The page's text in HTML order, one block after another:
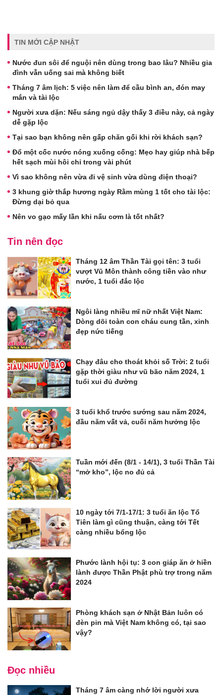
TIN MỚI CẬP NHẬT
Nước đun sôi để nguội nên dùng trong bao lâu? Nhiều gia
đình vẫn uống sai mà không biết
Tháng 7 âm lịch: 5 việc nên làm để cầu bình an, đón may
mắn và tài lộc
Người xưa dặn: Nếu sáng ngủ dậy thấy 3 điều này, cả ngày
dễ gặp lộc
Tại sao bạn không nên gấp chăn gối khi rời khách sạn?
Đổ một cốc nước nóng xuống cống: Mẹo hay giúp nhà bếp
hết sạch mùi hôi chỉ trong vài phút
Vì sao không nên vừa đi vệ sinh vừa dùng điện thoại?
3 khung giờ thắp hương ngày Rằm mùng 1 tốt cho tài lộc:
Đừng dại bỏ qua
Nên vo gạo mấy lần khi nấu cơm là tốt nhất?
Tin nên đọc
Tháng 12 âm Thần Tài gọi tên: 3 tuổi
vượt Vũ Môn thành công tiền vào như
nước, 1 tuổi đắc lộc
Ngôi làng nhiều mĩ nữ nhất Việt Nam:
Dòng dõi toàn con cháu cung tần, xinh
đẹp nức tiếng
Chạy đâu cho thoát khỏi số Trời: 2 tuổi
gặp thời giàu như vũ bão năm 2024, 1
tuổi xui đủ đường
3 tuổi khổ trước sướng sau năm 2024,
đầu năm vất vả, cuối năm hưởng lộc
Tuần mới đến (8/1 - 14/1), 3 tuổi Thần Tài
“mở kho”, lộc no đủ cả
10 ngày tới 7/1-17/1: 3 tuổi ăn lộc Tổ
Tiên làm gì cũng thuận, càng tới Tết
càng nhiều bổng lộc
Phước lành hội tụ: 3 con giáp ăn ở hiền
lành được Thần Phật phù trợ trong năm
2024
Phòng khách sạn ở Nhật Bản luôn có
đèn pin mà Việt Nam không có, tại sao
vậy?
Đọc nhiều
Tháng 7 âm càng nhớ lời người xưa